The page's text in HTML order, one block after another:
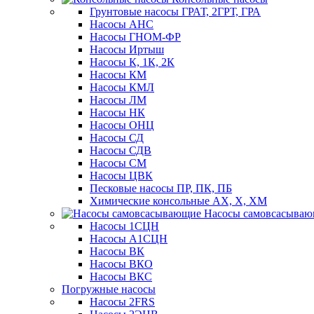
Грунтовые насосы ГРАТ, 2ГРТ, ГРА
Насосы АНС
Насосы ГНОМ-ФР
Насосы Иртыш
Насосы К, 1К, 2К
Насосы КМ
Насосы КМЛ
Насосы ЛМ
Насосы НК
Насосы ОНЦ
Насосы СД
Насосы СДВ
Насосы СМ
Насосы ЦВК
Песковые насосы ПР, ПК, ПБ
Химические консольные АХ, Х, ХМ
Насосы
Насосы 1СЦН
Насосы А1СЦН
Насосы ВК
Насосы ВКО
Насосы ВКС
Погружные насосы
Насосы 2FRS